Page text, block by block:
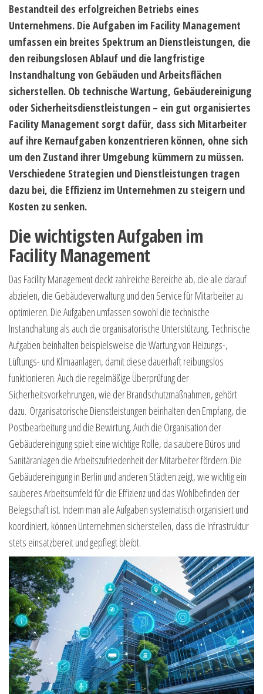
Bestandteil des erfolgreichen Betriebs eines
Unternehmens. Die Aufgaben im Facility Management
umfassen ein breites Spektrum an Dienstleistungen, die
den reibungslosen Ablauf und die langfristige
Instandhaltung von Gebäuden und Arbeitsflächen
sicherstellen. Ob technische Wartung, Gebäudereinigung
oder Sicherheitsdienstleistungen – ein gut organisiertes
Facility Management sorgt dafür, dass sich Mitarbeiter
auf ihre Kernaufgaben konzentrieren können, ohne sich
um den Zustand ihrer Umgebung kümmern zu müssen.
Verschiedene Strategien und Dienstleistungen tragen
dazu bei, die Effizienz im Unternehmen zu steigern und
Kosten zu senken.
Die wichtigsten Aufgaben im
Facility Management
Das Facility Management deckt zahlreiche Bereiche ab, die alle darauf
abzielen, die Gebäudeverwaltung und den Service für Mitarbeiter zu
optimieren. Die Aufgaben umfassen sowohl die technische
Instandhaltung als auch die organisatorische Unterstützung. Technische
Aufgaben beinhalten beispielsweise die Wartung von Heizungs-,
Lüftungs- und Klimaanlagen, damit diese dauerhaft reibungslos
funktionieren. Auch die regelmäßige Überprüfung der
Sicherheitsvorkehrungen, wie der Brandschutzmaßnahmen, gehört
dazu. Organisatorische Dienstleistungen beinhalten den Empfang, die
Postbearbeitung und die Bewirtung. Auch die Organisation der
Gebäudereinigung spielt eine wichtige Rolle, da saubere Büros und
Sanitäranlagen die Arbeitszufriedenheit der Mitarbeiter fördern. Die
Gebäudereinigung in Berlin und anderen Städten zeigt, wie wichtig ein
sauberes Arbeitsumfeld für die Effizienz und das Wohlbefinden der
Belegschaft ist. Indem man alle Aufgaben systematisch organisiert und
koordiniert, können Unternehmen sicherstellen, dass die Infrastruktur
stets einsatzbereit und gepflegt bleibt.